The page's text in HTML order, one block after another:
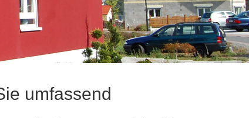
umfassend